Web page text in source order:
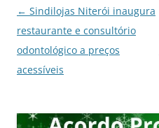
Navegação
de
posts
← Sindilojas Niterói inaugura
restaurante e consultório
odontológico a preços
acessíveis